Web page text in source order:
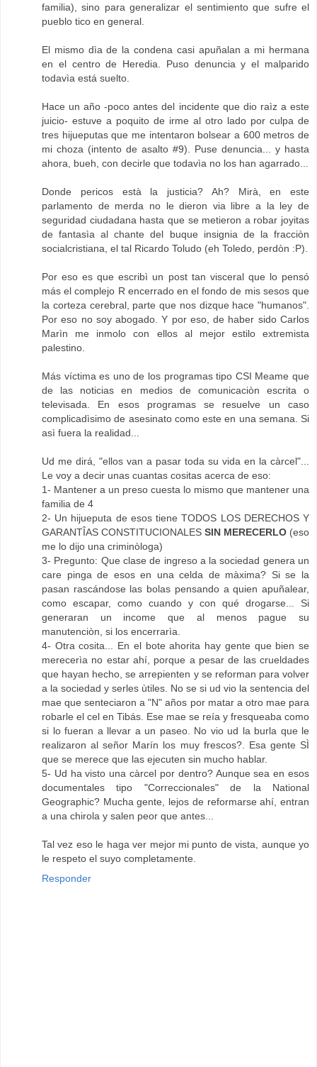
familia), sino para generalizar el sentimiento que sufre el
pueblo tico en general.
El mismo dìa de la condena casi apuñalan a mi hermana
en el centro de Heredia. Puso denuncia y el malparido
todavìa está suelto.
Hace un año -poco antes del incidente que dio raìz a este
juicio- estuve a poquito de irme al otro lado por culpa de
tres hijueputas que me intentaron bolsear a 600 metros de
mi choza (intento de asalto #9). Puse denuncia... y hasta
ahora, bueh, con decirle que todavìa no los han agarrado...
Donde pericos està la justicia? Ah? Mirà, en este
parlamento de merda no le dieron via libre a la ley de
seguridad ciudadana hasta que se metieron a robar joyitas
de fantasìa al chante del buque insignia de la fracciòn
socialcristiana, el tal Ricardo Toludo (eh Toledo, perdòn :P).
Por eso es que escribì un post tan visceral que lo pensó
más el complejo R encerrado en el fondo de mis sesos que
la corteza cerebral, parte que nos dizque hace "humanos".
Por eso no soy abogado. Y por eso, de haber sido Carlos
Marìn me inmolo con ellos al mejor estilo extremista
palestino.
Más víctima es uno de los programas tipo CSI Meame que
de las noticias en medios de comunicaciòn escrita o
televisada. En esos programas se resuelve un caso
complicadìsimo de asesinato como este en una semana. Si
asì fuera la realidad...
Ud me dirá, "ellos van a pasar toda su vida en la càrcel"...
Le voy a decir unas cuantas cositas acerca de eso:
1- Mantener a un preso cuesta lo mismo que mantener una
familia de 4
2- Un hijueputa de esos tiene TODOS LOS DERECHOS Y
GARANTÎAS CONSTITUCIONALES SIN MERECERLO (eso
me lo dijo una criminòloga)
3- Pregunto: Que clase de ingreso a la sociedad genera un
care pinga de esos en una celda de màxima? Si se la
pasan rascándose las bolas pensando a quien apuñalear,
como escapar, como cuando y con qué drogarse... Si
generaran un income que al menos pague su
manutenciòn, si los encerrarìa.
4- Otra cosita... En el bote ahorita hay gente que bien se
merecerìa no estar ahí, porque a pesar de las crueldades
que hayan hecho, se arrepienten y se reforman para volver
a la sociedad y serles ùtiles. No se si ud vio la sentencia del
mae que senteciaron a "N" años por matar a otro mae para
robarle el cel en Tibás. Ese mae se reía y fresqueaba como
si lo fueran a llevar a un paseo. No vio ud la burla que le
realizaron al señor Marín los muy frescos?. Esa gente SÌ
que se merece que las ejecuten sin mucho hablar.
5- Ud ha visto una càrcel por dentro? Aunque sea en esos
documentales tipo "Correccionales" de la National
Geographic? Mucha gente, lejos de reformarse ahí, entran
a una chirola y salen peor que antes...
Tal vez eso le haga ver mejor mi punto de vista, aunque yo
le respeto el suyo completamente.
Responder